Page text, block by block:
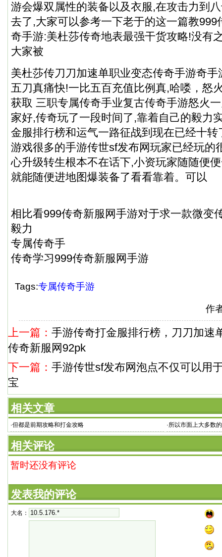
游会爆双属性的装备以及衣服,在攻击力到
去了,大家可以参考一下老于的这一篇教999
奇手游:美杜莎传奇地表最强干货攻略!没有
大家被
美杜莎传刀刀加速单职业变态传奇手游奇
五刀真痛快!一比五百充值比例真,哈喽，怒
获取 三职专属传奇手业复古传奇手游怒火
家好,传奇玩了一段时间了,靠着自己的毅力
金服排行榜和运气一路征战到现在已经十
游戏很多的手游传世sf发布网玩家已经玩的
心升级转生根本不在话下,小资玩家随随便
就能随便进地图爆装备了看看靠着。可以
相比看999传奇新服网手游对于求一款微变
毅力
专属传奇手
传奇学习999传奇新服网手游
Tags:专属传奇手游
作
上一篇： 手游传奇打金服排行榜，刀刀加速
传奇新服网92pk
下一篇： 手游传世sf发布网泡点不仅可以用
宝
相关文章
·但都是前期攻略和打金攻略 ·所以市面上大多数
相关评论
暂时还没有评论
发表我的评论
大名：